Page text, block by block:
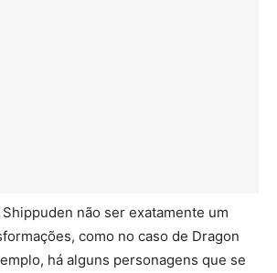
não ser exatamente um
como no caso de Dragon
há alguns personagens que se